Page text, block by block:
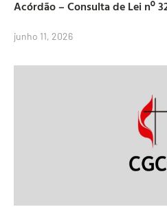
Acórdão – Consulta de Lei nº
junho 11, 2026